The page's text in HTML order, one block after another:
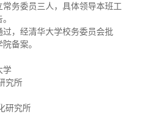
务委员三人，具体领导本班工
，经清华大学校务委员会批
备案。
学
究所
研究所